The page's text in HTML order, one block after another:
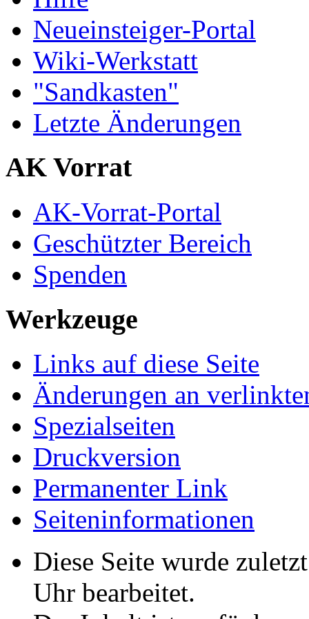
Neueinsteiger-Portal
Wiki-Werkstatt
"Sandkasten"
Letzte Änderungen
AK Vorrat
AK-Vorrat-Portal
Geschützter Bereich
Spenden
Werkzeuge
Links auf diese Seite
Änderungen an
Spezialseiten
Druckversion
Permanenter Link
Seiten­­informationen
Diese Seite wurde
Uhr bearbeitet.